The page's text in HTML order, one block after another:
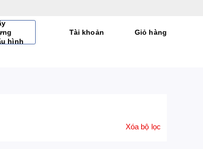
hình
Tài khoản Giỏ hàng
Xóa bộ lọc